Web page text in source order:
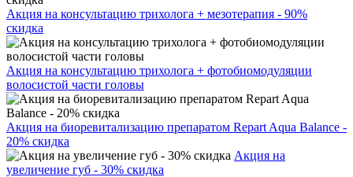
Акция на консультацию трихолога + мезотерапия - 90%
скидка
Акция на консультацию трихолога + фотобиомодуляции
волосистой части головы
Акция на биоревитализацию препаратом Repart Aqua Balance -
20% скидка
Акция на
увеличение губ - 30% скидка